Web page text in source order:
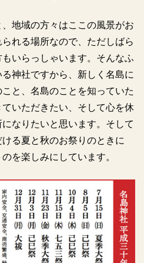
地域の方々はここの風景がお
れる場所なので、ただしばら
いらっしゃいます。そんなふ
神社ですから、新しく名島に
と、名島のことを知っていた
いただきたい、そして心を休
なりたいと思います。そして
る夏と秋のお祭りのときに
を楽しみにしています。